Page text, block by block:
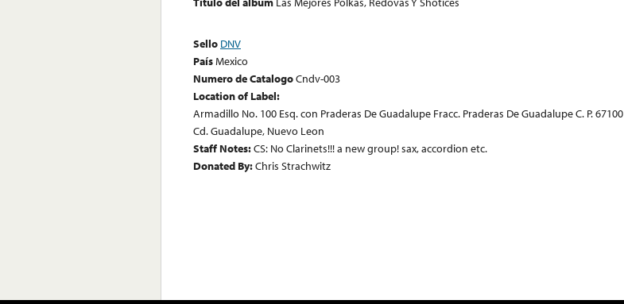
Sello DNV
PaísMexico
Numero de CatalogoCndv-003
Location of Label:
Armadillo No. 100 Esq. con Praderas De Guadalupe Fracc. Praderas De Guadalupe C. P. 67100
Cd. Guadalupe, Nuevo Leon
Staff Notes:CS: No Clarinets!!! a new group! sax, accordion etc.
Donated By:Chris Strachwitz